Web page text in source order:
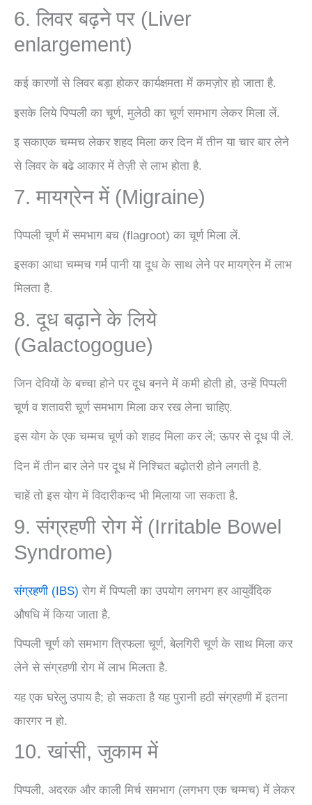
6. लिवर बढ़ने पर (Liver
enlargement)
कई कारणों से लिवर बड़ा होकर कार्यक्षमता में कमज़ोर हो जाता है.
इसके लिये पिप्पली का चूर्ण, मुलेठी का चूर्ण समभाग लेकर मिला लें.
इ सकाएक चम्मच लेकर शहद मिला कर दिन में तीन या चार बार लेने
से लिवर के बढे आकार में तेज़ी से लाभ होता है.
7. मायग्रेन में (Migraine)
पिप्पली चूर्ण में समभाग बच (flagroot) का चूर्ण मिला लें.
इसका आधा चम्मच गर्म पानी या दूध के साथ लेने पर मायग्रेन में लाभ
मिलता है.
8. दूध बढ़ाने के लिये
(Galactogogue)
जिन देवियों के बच्चा होने पर दूध बनने में कमी होती हो, उन्हें पिप्पली
चूर्ण व शतावरी चूर्ण समभाग मिला कर रख लेना चाहिए.
इस योग के एक चम्मच चूर्ण को शहद मिला कर लें; ऊपर से दूध पी लें.
दिन में तीन बार लेने पर दूध में निश्चित बढ़ोतरी होने लगती है.
चाहें तो इस योग में विदारीकन्द भी मिलाया जा सकता है.
9. संग्रहणी रोग में (Irritable Bowel
Syndrome)
संग्रहणी (IBS) रोग में पिप्पली का उपयोग लगभग हर आयुर्वेदिक
औषधि में किया जाता है.
पिप्पली चूर्ण को समभाग त्रिफला चूर्ण, बेलगिरी चूर्ण के साथ मिला कर
लेने से संग्रहणी रोग में लाभ मिलता है.
यह एक घरेलु उपाय है; हो सकता है यह पुरानी हठी संग्रहणी में इतना
कारगर न हो.
10. खांसी, जुकाम में
पिप्पली, अदरक और काली मिर्च समभाग (लगभग एक चम्मच) में लेकर